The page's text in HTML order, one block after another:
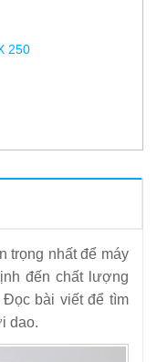
250
dao đúng cách
đông lạnh 2025
thái thịt thay dao
trọng nhất để máy
đến chất lượng
Đọc bài viết để tìm
dao.